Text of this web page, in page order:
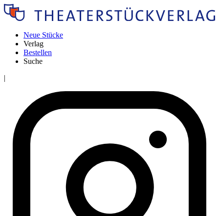
Neue Stücke
Verlag
Bestellen
Suche
|